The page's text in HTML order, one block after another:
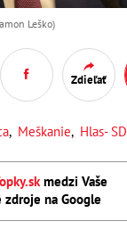
Leško)
Zdieľať
, Meškanie, Hlas- SD
medzi Vaše
na Google